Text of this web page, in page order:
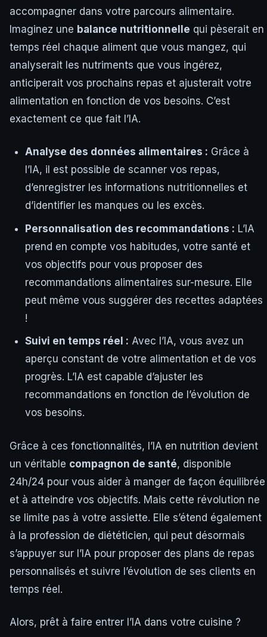
accompagner dans votre parcours alimentaire.
Imaginez une balance nutritionnelle qui pèserait en
temps réel chaque aliment que vous mangez, qui
analyserait les nutriments que vous ingérez,
anticiperait vos prochains repas et ajusterait votre
alimentation en fonction de vos besoins. C’est
exactement ce que fait l’IA.
Analyse des données alimentaires : Grâce à
l’IA, il est possible de scanner vos repas,
d’enregistrer les informations nutritionnelles et
d’identifier les manques ou les excès.
Personnalisation des recommandations : L’IA
prend en compte vos habitudes, votre santé et
vos objectifs pour vous proposer des
recommandations alimentaires sur-mesure. Elle
peut même vous suggérer des recettes adaptées
!
Suivi en temps réel : Avec l’IA, vous avez un
aperçu constant de votre alimentation et de vos
progrès. L’IA est capable d’ajuster les
recommandations en fonction de l’évolution de
vos besoins.
Grâce à ces fonctionnalités, l’IA en nutrition devient
un véritable compagnon de santé, disponible
24h/24 pour vous aider à manger de façon équilibrée
et à atteindre vos objectifs. Mais cette révolution ne
se limite pas à votre assiette. Elle s’étend également
à la profession de diététicien, qui peut désormais
s’appuyer sur l’IA pour proposer des plans de repas
personnalisés et suivre l’évolution de ses clients en
temps réel.
Alors, prêt à faire entrer l’IA dans votre cuisine ?